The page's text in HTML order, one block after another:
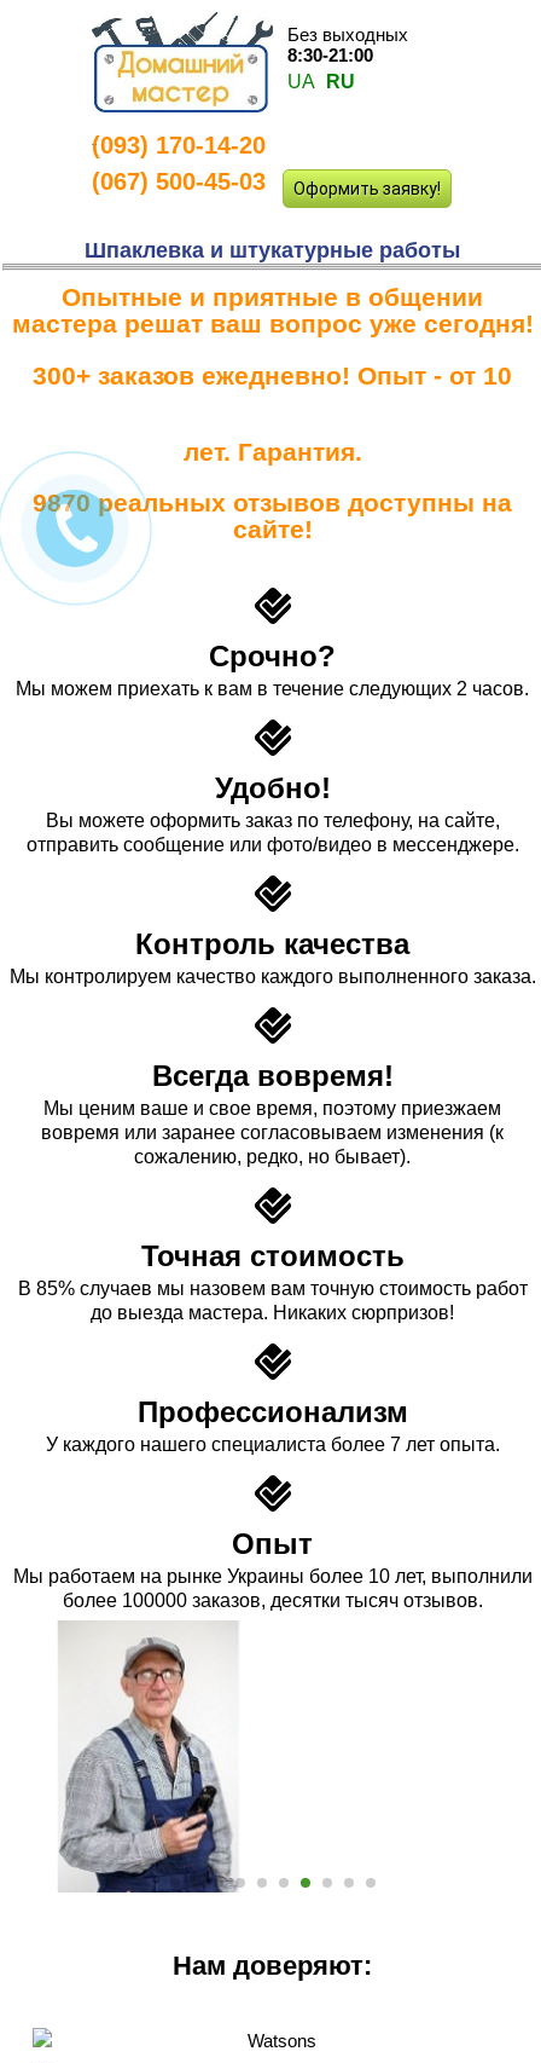
-
Без выходных
8:30-21:00
UA
RU
(093) 170-14-20
(067) 500-45-03
Оформить заявку!
Шпаклевка и штукатурные работы
Опытные и приятные в общении
мастера решат ваш вопрос уже сегодня!
300+ заказов ежедневно! Опыт - от 10
лет. Гарантия.
9870 реальных отзывов доступны на
сайте!
Срочно?
Мы можем приехать к вам в течение следующих 2 часов.
Удобно!
Вы можете оформить заказ по телефону, на сайте,
отправить сообщение или фото/видео в мессенджере.
Контроль качества
Мы контролируем качество каждого выполненного заказа.
Всегда вовремя!
Мы ценим ваше и свое время, поэтому приезжаем
вовремя или заранее согласовываем изменения (к
сожалению, редко, но бывает).
Точная стоимость
В 85% случаев мы назовем вам точную стоимость работ
до выезда мастера. Никаких сюрпризов!
Профессионализм
У каждого нашего специалиста более 7 лет опыта.
Опыт
Мы работаем на рынке Украины более 10 лет, выполнили
более 100000 заказов, десятки тысяч отзывов.
Нам доверяют: